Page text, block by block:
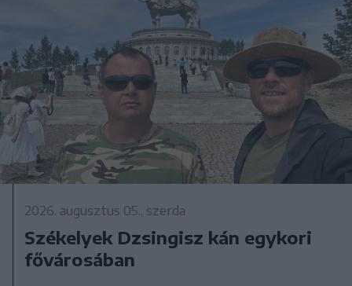
2026. augusztus 05., szerda
Székelyek Dzsingisz kán egykori
fővárosában